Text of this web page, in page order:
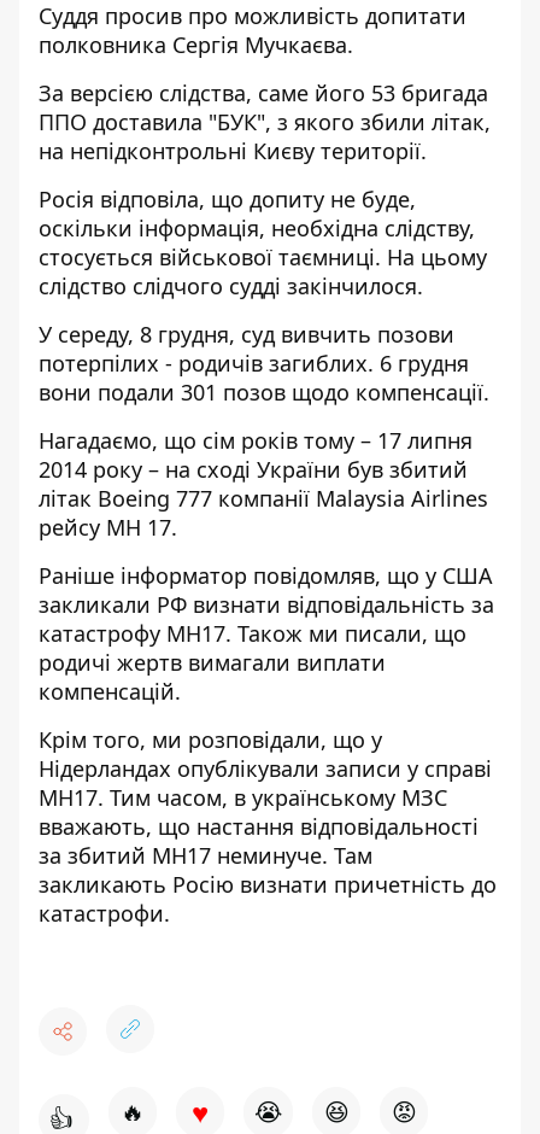
Суддя просив про можливість допитати
полковника Сергія Мучкаєва.
За версією слідства, саме його 53 бригада
ППО доставила "БУК", з якого збили літак,
на непідконтрольні Києву території.
Росія відповіла, що допиту не буде,
оскільки інформація, необхідна слідству,
стосується військової таємниці. На цьому
слідство слідчого судді закінчилося.
У середу, 8 грудня, суд вивчить позови
потерпілих - родичів загиблих. 6 грудня
вони подали 301 позов щодо компенсації.
Нагадаємо, що сім років тому – 17 липня
2014 року – на сході України був збитий
літак Boeing 777 компанії Malaysia Airlines
рейсу МН 17.
Раніше інформатор повідомляв, що у США
закликали РФ визнати відповідальність за
катастрофу МН17. Також ми писали, що
родичі жертв вимагали виплати
компенсацій.
Крім того, ми розповідали, що у
Нідерландах опублікували записи у справі
МН17. Тим часом, в українському МЗС
вважають, що настання відповідальності
за збитий МН17 неминуче. Там
закликають Росію визнати причетність до
катастрофи.
👍 🔥 ♥ 😭 😆 😡